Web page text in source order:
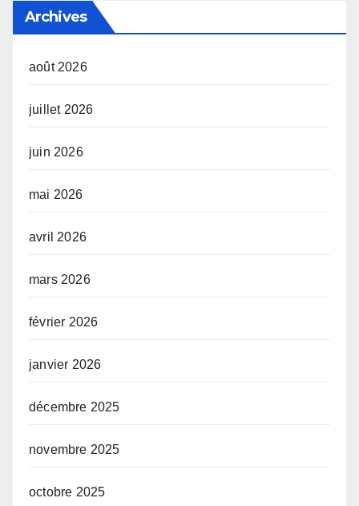
Archives
août 2026
juillet 2026
juin 2026
mai 2026
avril 2026
mars 2026
février 2026
janvier 2026
décembre 2025
novembre 2025
octobre 2025